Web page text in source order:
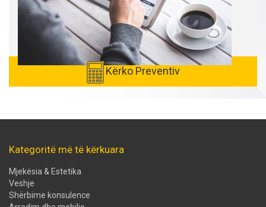
Kërko Preventiv
Kategoritë më të kërkuara
Mjekësia & Estetika
Veshje
Shërbime konsulence